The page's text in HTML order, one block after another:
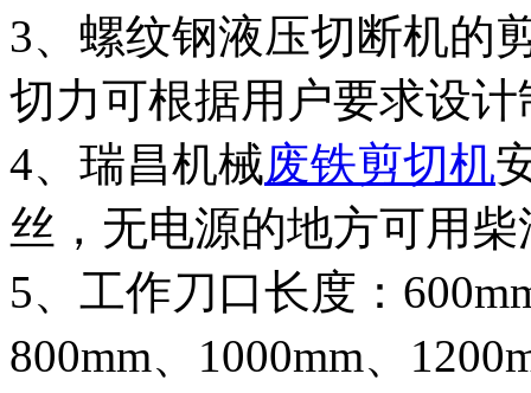
3、螺纹钢液压切断机的
切力可根据用户要求设计
4、瑞昌机械废铁剪切机
丝，无电源的地方可用
5、工作刀口长度：
800mm、1000mm、